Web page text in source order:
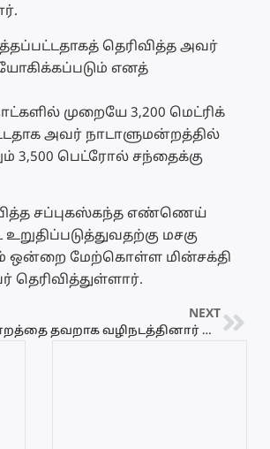
தெரிவித்த அவர்
எனத்
முறையே 3,200 மெட்ரிக்
அவர் நாடாளுமன்றத்தில்
3,500 பெட்ரோல் சந்தைக்கு
சப்புகஸ்கந்த எண்ணெய்
மசகு
ஒன்றை மேற்கொள்ள மின்சக்தி
தெரிவித்துள்ளார்.
NEXT
பாராளுமன்றத்தை தவறாக வழிநடத்தினார் முன்னாள் விவசாய அமைச்சர் – சஜித் குற்றச்சாட்டு